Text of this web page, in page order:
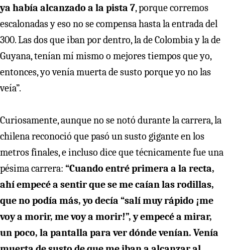
ya había alcanzado a la pista 7, porque corremos
escalonadas y eso no se compensa hasta la entrada del
300. Las dos que iban por dentro, la de Colombia y la de
Guyana, tenían mí mismo o mejores tiempos que yo,
entonces, yo venía muerta de susto porque yo no las
veía”.
Curiosamente, aunque no se notó durante la carrera, la
chilena reconoció que pasó un susto gigante en los
metros finales, e incluso dice que técnicamente fue una
pésima carrera: “Cuando entré primera a la recta,
ahí empecé a sentir que se me caían las rodillas,
que no podía más, yo decía “salí muy rápido ¡me
voy a morir, me voy a morir!”, y empecé a mirar,
un poco, la pantalla para ver dónde venían. Venía